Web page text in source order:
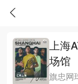
上
场馆
旗忠网